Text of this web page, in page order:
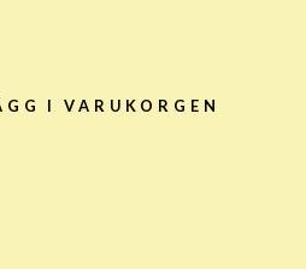
I VARUKORGEN